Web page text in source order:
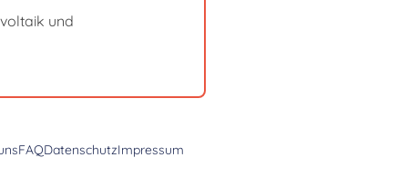
und
FAQDatenschutzImpressum